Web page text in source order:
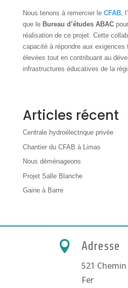
Nous tenons à remercier le CFAB, l’
que le Bureau d’études ABAC
réalisation de ce projet. Cette
capacité à répondre aux exigences
élevées tout en contribuant au
infrastructures éducatives de la
Articles récent
Centrale hydroélectrique privée
Chantier du CFAB à Limas
Nous déménageons
Projet Salle Blanche
Gaine à Barre
 Adresse
521
Fer